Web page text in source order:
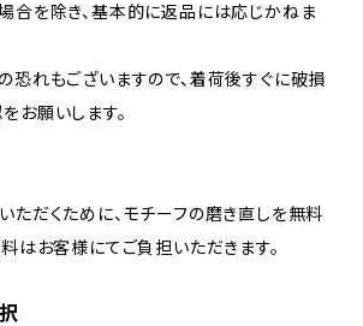
合を除き、基本的に返品には応じかねま
恐れもございますので、着荷後すぐに破損
お願いします。
ただくために、モチーフの磨き直しを無料
料はお客様にてご負担いただきます。